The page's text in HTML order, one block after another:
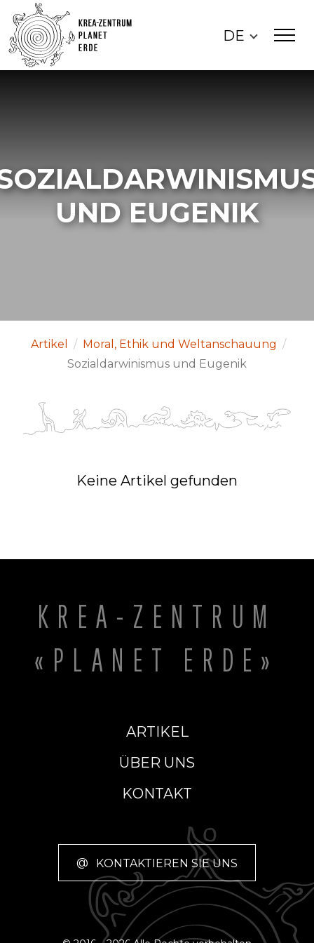
DE
UND EUGENIK
Artikel / Moral, Ethik und Weltanschauung /
Sozialdarwinismus und Eugenik
Keine Artikel gefunden
KREA-ZENTRUM
«PLANET ERDE»
ARTIKEL
ÜBER UNS
KONTAKT
@ KONTAKTIEREN SIE UNS